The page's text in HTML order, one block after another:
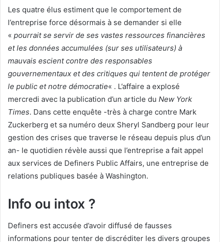
Les quatre élus estiment que le comportement de
l’entreprise force désormais à se demander si elle
« pourrait se servir de ses vastes ressources financières
et les données accumulées (sur ses utilisateurs) à
mauvais escient contre des responsables
gouvernementaux et des critiques qui tentent de protéger
le public et notre démocratie« . L’affaire a explosé
mercredi avec la publication d’un article du New York
Times. Dans cette enquête -très à charge contre Mark
Zuckerberg et sa numéro deux Sheryl Sandberg pour leur
gestion des crises que traverse le réseau depuis plus d’un
an- le quotidien révèle aussi que l’entreprise a fait appel
aux services de Definers Public Affairs, une entreprise de
relations publiques basée à Washington.
Info ou intox ?
Definers est accusée d’avoir diffusé de fausses
informations pour tenter de discréditer les divers groupes